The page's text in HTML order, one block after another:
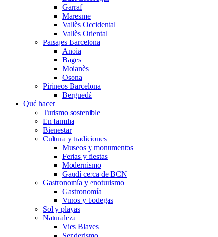
Garraf
Maresme
Vallès Occidental
Vallès Oriental
Paisajes Barcelona
Anoia
Bages
Moianès
Osona
Pirineos Barcelona
Berguedà
Qué hacer
Turismo sostenible
En familia
Bienestar
Cultura y tradiciones
Museos y monumentos
Ferias y fiestas
Modernismo
Gaudí cerca de BCN
Gastronomía y enoturismo
Gastronomía
Vinos y bodegas
Sol y playas
Naturaleza
Vies Blaves
Senderismo